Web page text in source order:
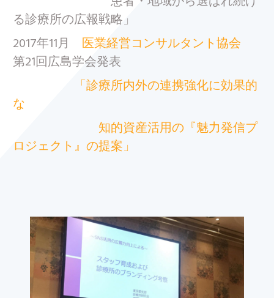
る診療所の広報戦略」
2017年11月 医業経営コンサルタント協会
第21回広島学会発表
「診療所内外の連携強化に効果的
な
知的資産活用の『魅力発信プ
ロジェクト』の提案」